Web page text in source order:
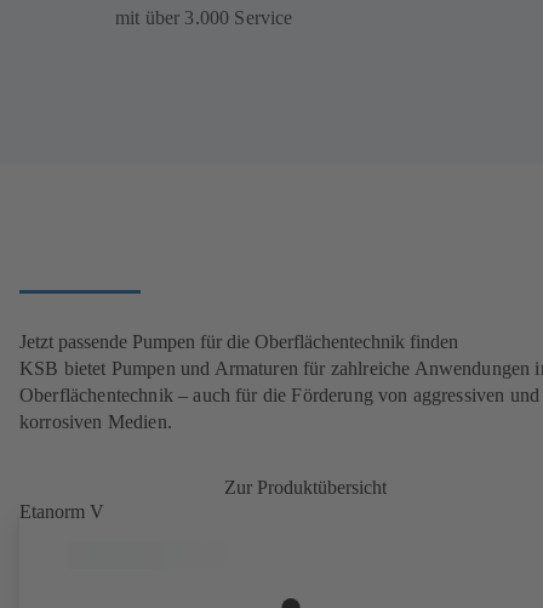
mit über 3.000 Service
Jetzt passende Pumpen für die Oberflächentechnik finden
KSB bietet Pumpen und Armaturen für zahlreiche Anwendungen
Oberflächentechnik – auch für die Förderung von aggressiven und
korrosiven Medien.
Zur Produktübersicht
Etanorm V